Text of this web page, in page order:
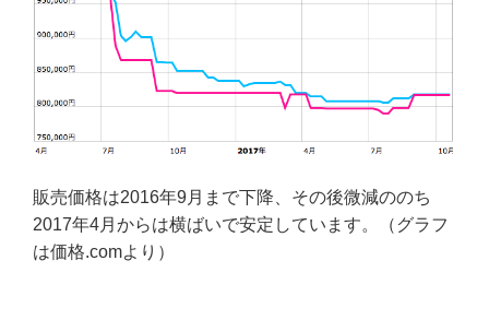
販売価格は2016年9月まで下降、その後微減ののち
2017年4月からは横ばいで安定しています。（グラフ
は価格.comより）